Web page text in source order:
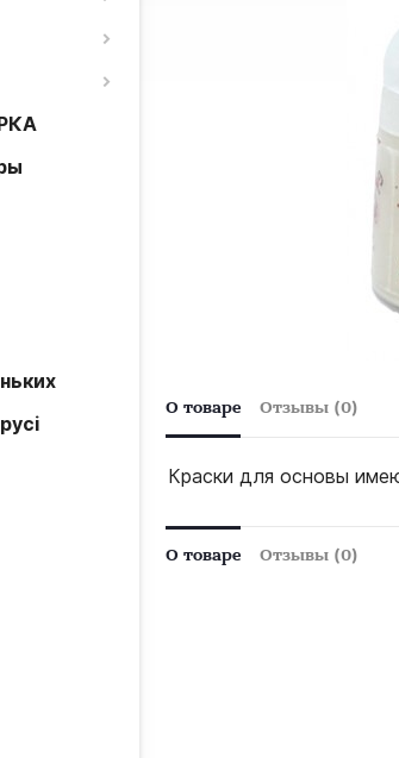
О товаре Отзывы (0)
Краски для основы
О товаре Отзывы (0)